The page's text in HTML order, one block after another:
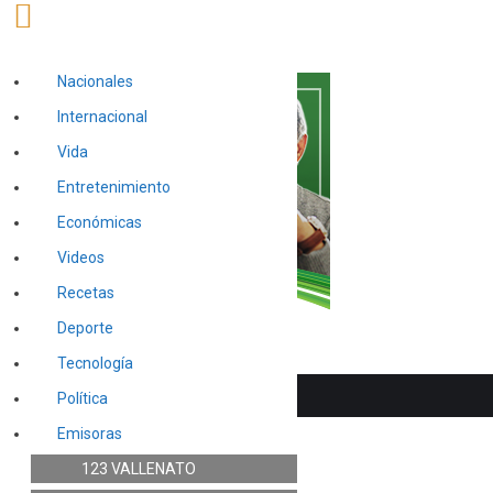
Nacionales
Internacional
Vida
Entretenimiento
Económicas
Videos
Recetas
Deporte
Tecnología
Política
Emisoras
123 VALLENATO